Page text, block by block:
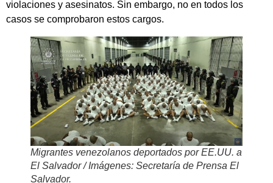
violaciones y asesinatos. Sin embargo, no en todos los
casos se comprobaron estos cargos.
Migrantes venezolanos deportados por EE.UU. a
El Salvador / Imágenes: Secretaría de Prensa El
Salvador.